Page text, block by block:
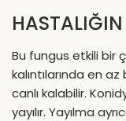
Bu fungus etkili bir
kalıntılarında en
canlı kalabilir.
yayılır. Yayılma